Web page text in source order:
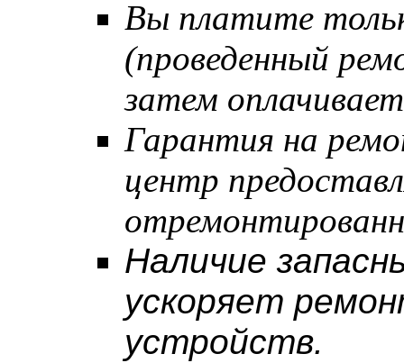
Вы платите
(проведенный
затем
Гарантия на
центр
Наличие
ускоряет
устройств.